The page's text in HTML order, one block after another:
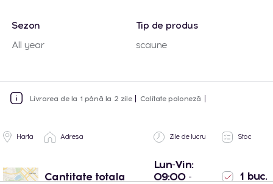
Sezon
All year
Tip de produs
scaune
Livrarea de la 1 până la 2 zile Calitate poloneză
Harta Adresa Zile de lucru Stoc
Cantitate totala
Lun-Vin:
09:00 -
1 buc.